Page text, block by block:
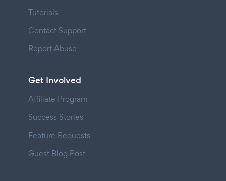
Tutorials
Contact Support
Report Abuse
Get Involved
Affiliate Program
Success Stories
Feature Requests
Guest Blog Post